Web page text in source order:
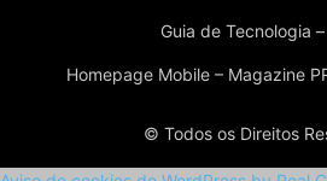
Guia de Tecnologia
Homepage Mobile – Magazine
© Todos os Direitos